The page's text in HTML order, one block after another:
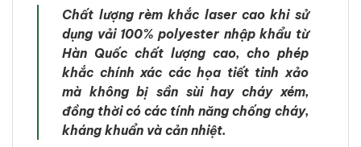
Chất lượng rèm khắc laser cao khi sử
dụng vải 100% polyester nhập khẩu từ
Hàn Quốc chất lượng cao, cho phép
khắc chính xác các họa tiết tinh xảo
mà không bị sần sùi hay cháy xém,
đồng thời có các tính năng chống cháy,
kháng khuẩn và cản nhiệt.